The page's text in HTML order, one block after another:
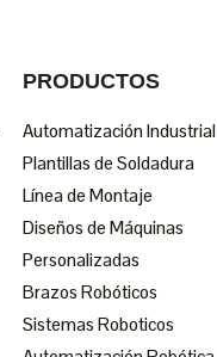
PRODUCTOS
Automatización Industrial
Plantillas de Soldadura
Línea de Montaje
Diseños de Máquinas
Personalizadas
Brazos Robóticos
Sistemas Roboticos